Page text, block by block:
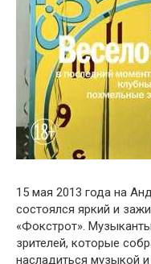
15 мая 2013 года на
состоялся яркий и
«Фокстрот».
зрителей, которые
насладиться музыкой